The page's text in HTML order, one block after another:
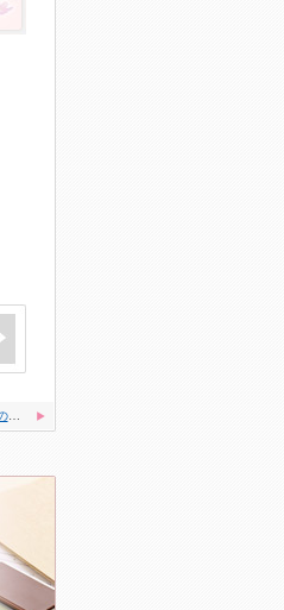
父の年収が500万円、母の年収が300万円の場合に、1人の子どもが母と同居するケース